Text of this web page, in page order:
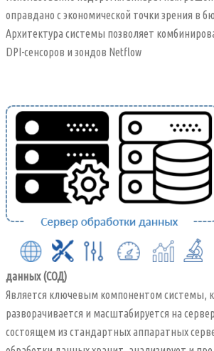
оправдано с экономической точки зрения в
Архитектура системы позволяет
DPI-сенсоров и зондов Netflow
данных (СОД)
Является ключевым компонентом системы,
разворачивается и масштабируется на
состоящем из стандартных аппаратных